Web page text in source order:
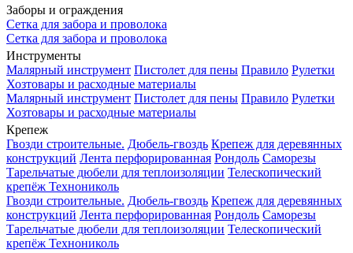
Заборы и ограждения
Сетка для забора и проволока
Сетка для забора и проволока
Инструменты
Малярный инструмент Пистолет для пены Правило Рулетки
Хозтовары и расходные материалы
Малярный инструмент Пистолет для пены Правило Рулетки
Хозтовары и расходные материалы
Крепеж
Гвозди строительные. Дюбель-гвоздь Крепеж для деревянных
конструкций Лента перфорированная Рондоль Саморезы
Тарельчатые дюбели для теплоизоляции Телескопический
крепёж Технониколь
Гвозди строительные. Дюбель-гвоздь Крепеж для деревянных
конструкций Лента перфорированная Рондоль Саморезы
Тарельчатые дюбели для теплоизоляции Телескопический
крепёж Технониколь